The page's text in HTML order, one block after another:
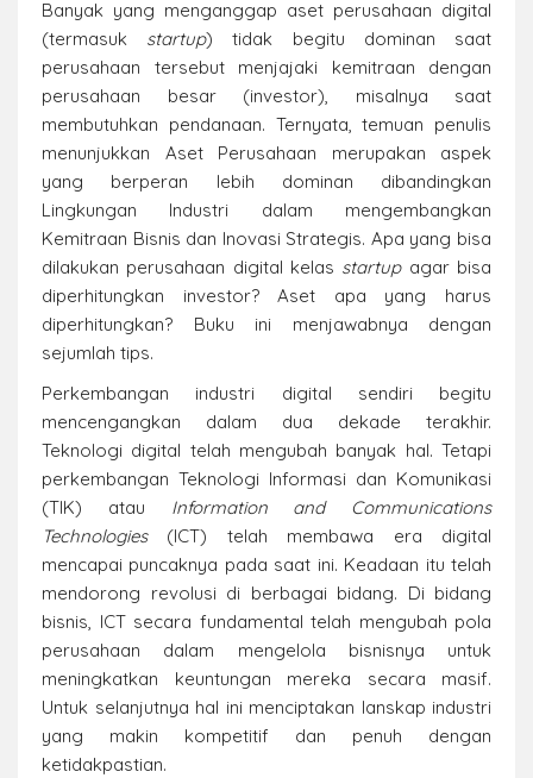
Banyak yang menganggap aset perusahaan digital
(termasuk startup) tidak begitu dominan saat
perusahaan tersebut menjajaki kemitraan dengan
perusahaan besar (investor), misalnya saat
membutuhkan pendanaan. Ternyata, temuan penulis
menunjukkan Aset Perusahaan merupakan aspek
yang berperan lebih dominan dibandingkan
Lingkungan Industri dalam mengembangkan
Kemitraan Bisnis dan Inovasi Strategis. Apa yang bisa
dilakukan perusahaan digital kelas startupagar bisa
diperhitungkan investor? Aset apa yang harus
diperhitungkan? Buku ini menjawabnya dengan
sejumlah tips.
Perkembangan industri digital sendiri begitu
mencengangkan dalam dua dekade terakhir.
Teknologi digital telah mengubah banyak hal. Tetapi
perkembangan Teknologi Informasi dan Komunikasi
(TIK) atau Information and Communications
Technologies(ICT) telah membawa era digital
mencapai puncaknya pada saat ini. Keadaan itu telah
mendorong revolusi di berbagai bidang. Di bidang
bisnis, ICT secara fundamental telah mengubah pola
perusahaan dalam mengelola bisnisnya untuk
meningkatkan keuntungan mereka secara masif.
Untuk selanjutnya hal ini menciptakan lanskap industri
yang makin kompetitif dan penuh dengan
ketidakpastian.